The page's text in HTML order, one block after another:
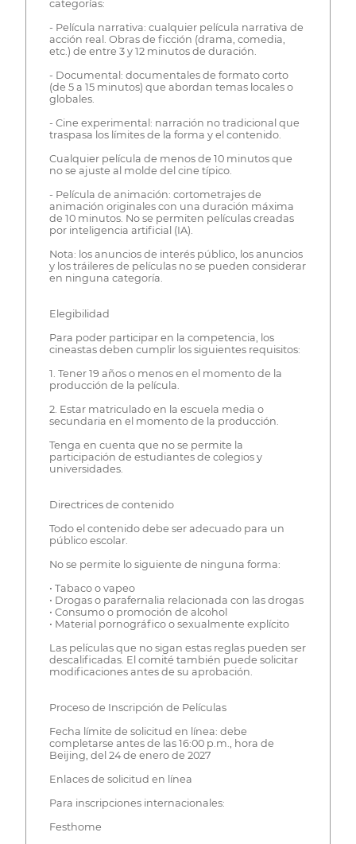
categorías:
- Película narrativa: cualquier película narrativa de
acción real. Obras de ficción (drama, comedia,
etc.) de entre 3 y 12 minutos de duración.
- Documental: documentales de formato corto
(de 5 a 15 minutos) que abordan temas locales o
globales.
- Cine experimental: narración no tradicional que
traspasa los límites de la forma y el contenido.
Cualquier película de menos de 10 minutos que
no se ajuste al molde del cine típico.
- Película de animación: cortometrajes de
animación originales con una duración máxima
de 10 minutos. No se permiten películas creadas
por inteligencia artificial (IA).
Nota: los anuncios de interés público, los anuncios
y los tráileres de películas no se pueden considerar
en ninguna categoría.
Elegibilidad
Para poder participar en la competencia, los
cineastas deben cumplir los siguientes requisitos:
1. Tener 19 años o menos en el momento de la
producción de la película.
2. Estar matriculado en la escuela media o
secundaria en el momento de la producción.
Tenga en cuenta que no se permite la
participación de estudiantes de colegios y
universidades.
Directrices de contenido
Todo el contenido debe ser adecuado para un
público escolar.
No se permite lo siguiente de ninguna forma:
• Tabaco o vapeo
• Drogas o parafernalia relacionada con las drogas
• Consumo o promoción de alcohol
• Material pornográfico o sexualmente explícito
Las películas que no sigan estas reglas pueden ser
descalificadas. El comité también puede solicitar
modificaciones antes de su aprobación.
Proceso de Inscripción de Películas
Fecha límite de solicitud en línea: debe
completarse antes de las 16:00 p.m., hora de
Beijing, del 24 de enero de 2027
Enlaces de solicitud en línea
Para inscripciones internacionales:
Festhome